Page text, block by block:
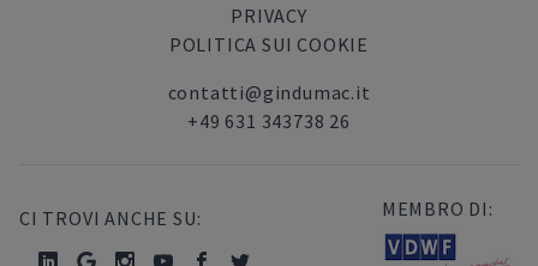
PRIVACY
POLITICA SUI COOKIE
contatti@gindumac.it
+49 631 343738 26
CI TROVI ANCHE SU: MEMBRO DI: